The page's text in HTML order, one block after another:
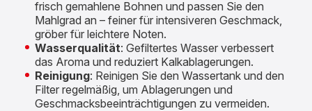
frisch gemahlene Bohnen und passen Sie den
Mahlgrad an – feiner für intensiveren Geschmack,
gröber für leichtere Noten.
Wasserqualität: Gefiltertes Wasser verbessert
das Aroma und reduziert Kalkablagerungen.
Reinigung: Reinigen Sie den Wassertank und den
Filter regelmäßig, um Ablagerungen und
Geschmacksbeeinträchtigungen zu vermeiden.